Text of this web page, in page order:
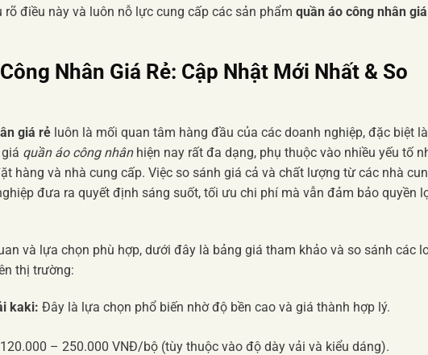
điều này và luôn nỗ lực cung cấp các sản phẩm quần áo công nhân
Nhân Giá Rẻ: Cập Nhật Mới Nhất & So
giá rẻ luôn là mối quan tâm hàng đầu của các doanh nghiệp, đặc biệt là
quần áo công nhânhiện nay rất đa dạng, phụ thuộc vào nhiều yếu tố
hàng và nhà cung cấp. Việc so sánh giá cả và chất lượng từ các nhà
đưa ra quyết định sáng suốt, tối ưu chi phí mà vẫn đảm bảo quyền
và lựa chọn phù hợp, dưới đây là bảng giá tham khảo và so sánh các
thị trường:
kaki: Đây là lựa chọn phổ biến nhờ độ bền cao và giá thành hợp lý.
– 250.000 VNĐ/bộ (tùy thuộc vào độ dày vải và kiểu dáng).